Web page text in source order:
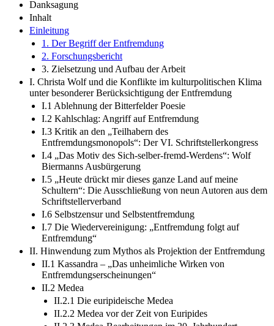
Danksagung
Inhalt
Einleitung
1. Der Begriff der Entfremdung
2. Forschungsbericht
3. Zielsetzung und Aufbau der Arbeit
I. Christa Wolf und die Konflikte im kulturpolitischen Klima
unter besonderer Berücksichtigung der Entfremdung
I.1 Ablehnung der Bitterfelder Poesie
I.2 Kahlschlag: Angriff auf Entfremdung
I.3 Kritik an den „Teilhabern des
Entfremdungsmonopols“: Der VI. Schriftstellerkongress
I.4 „Das Motiv des Sich-selber-fremd-Werdens“: Wolf
Biermanns Ausbürgerung
I.5 „Heute drückt mir dieses ganze Land auf meine
Schultern“: Die Ausschließung von neun Autoren aus dem
Schriftstellerverband
I.6 Selbstzensur und Selbstentfremdung
I.7 Die Wiedervereinigung: „Entfremdung folgt auf
Entfremdung“
II. Hinwendung zum Mythos als Projektion der Entfremdung
II.1 Kassandra – „Das unheimliche Wirken von
Entfremdungserscheinungen“
II.2 Medea
II.2.1 Die euripideische Medea
II.2.2 Medea vor der Zeit von Euripides